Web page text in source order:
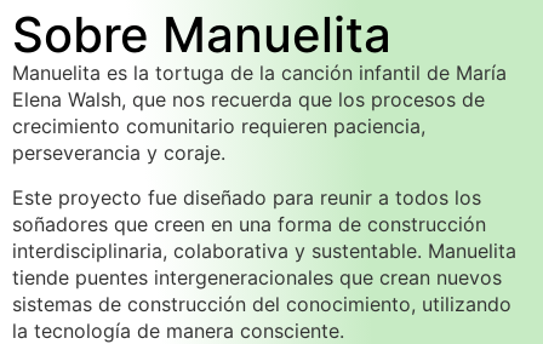
Sobre Manuelita
Manuelita es la tortuga de la canción infantil de María
Elena Walsh, que nos recuerda que los procesos de
crecimiento comunitario requieren paciencia,
perseverancia y coraje.
Este proyecto fue diseñado para reunir a todos los
soñadores que creen en una forma de construcción
interdisciplinaria, colaborativa y sustentable. Manuelita
tiende puentes intergeneracionales que crean nuevos
sistemas de construcción del conocimiento, utilizando
la tecnología de manera consciente.